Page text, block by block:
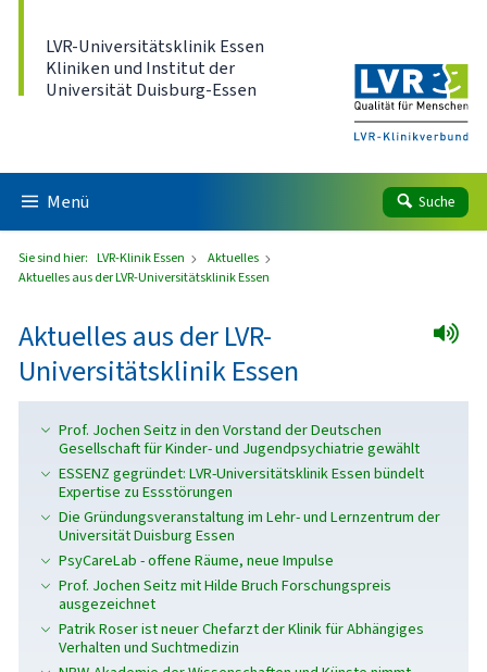
LVR-Universitätsklinik Essen
Kliniken und Institut der
Universität Duisburg-Essen
Menü Suche
Sie sind hier: LVR-Klinik Essen
Aktuelles
Aktuelles aus der LVR-Universitätsklinik Essen
Aktuelles aus der LVR-
Universitätsklinik Essen
Prof. Jochen Seitz in den Vorstand der Deutschen
Gesellschaft für Kinder- und Jugendpsychiatrie gewählt
ESSENZ gegründet: LVR-Universitätsklinik Essen bündelt
Expertise zu Essstörungen
Die Gründungsveranstaltung im Lehr- und Lernzentrum der
Universität Duisburg Essen
PsyCareLab - offene Räume, neue Impulse
Prof. Jochen Seitz mit Hilde Bruch Forschungspreis
ausgezeichnet
Patrik Roser ist neuer Chefarzt der Klinik für Abhängiges
Verhalten und Suchtmedizin